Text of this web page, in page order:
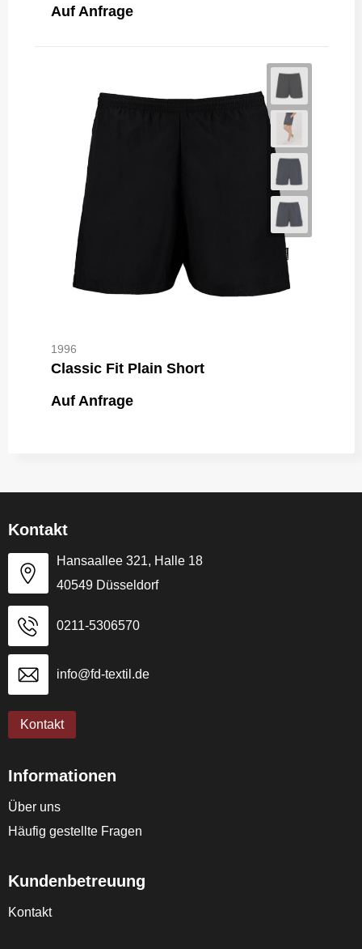
Auf Anfrage
1996
Classic Fit Plain Short
Auf Anfrage
Kontakt
Hansaallee 321, Halle 18
40549 Düsseldorf
0211-5306570
info@fd-textil.de
Kontakt
Informationen
Über uns
Häufig gestellte Fragen
Kundenbetreuung
Kontakt